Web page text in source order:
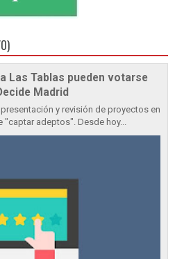
Las Tablas pueden votarse
Madrid
y revisión de proyectos en
adeptos". Desde hoy...